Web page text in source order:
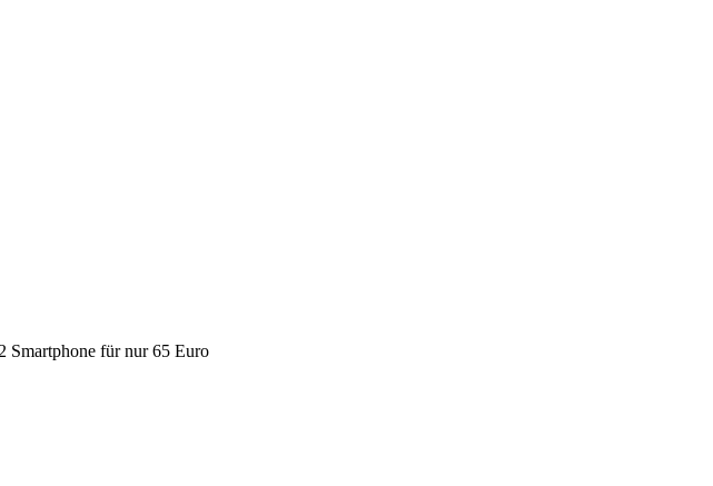
Smartphone für nur 65 Euro